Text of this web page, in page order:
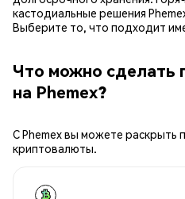
кастодиальные решения
Выберите то, что подходит
Что можно сделать
на Phemex?
С Phemex вы можете раскрыть
криптовалюты.